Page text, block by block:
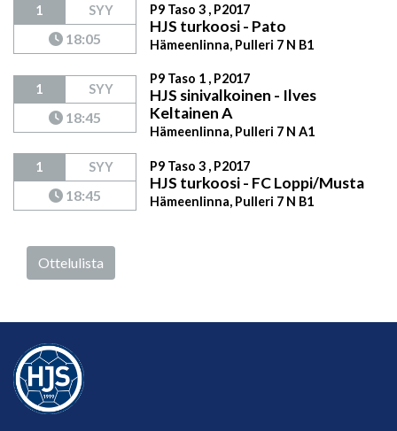
1 SYY
18:05
P9 Taso 3 , P2017
HJS turkoosi - Pato
Hämeenlinna, Pulleri 7 N B1
1 SYY
18:45
P9 Taso 1 , P2017
HJS sinivalkoinen - Ilves
Keltainen A
Hämeenlinna, Pulleri 7 N A1
1 SYY
18:45
P9 Taso 3 , P2017
HJS turkoosi - FC Loppi/Musta
Hämeenlinna, Pulleri 7 N B1
Ottelulista